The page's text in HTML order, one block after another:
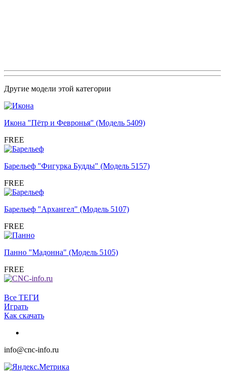
Другие модели этой категории
Икона "Пётр и Февронья" (Модель 5409)
FREE
Барельеф "Фигурка Будды" (Модель 5157)
FREE
Барельеф "Архангел" (Модель 5107)
FREE
Панно "Мадонна" (Модель 5105)
FREE
Все ТЕГИ
Играть
Как скачать
info@cnc-info.ru